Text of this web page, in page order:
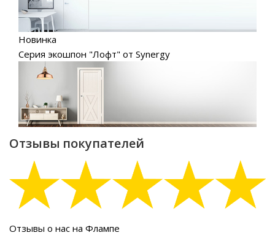
Новинка
Серия экошпон "Лофт" от Synergy
Отзывы покупателей
Отзывы о нас на Флампе